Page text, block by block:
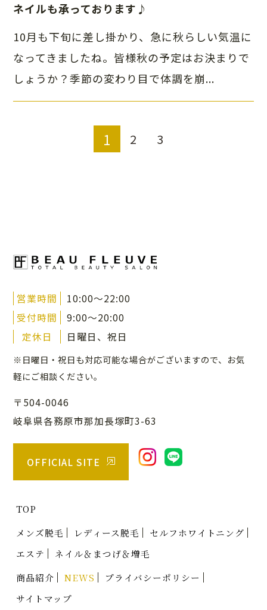
ネイルも承っております♪
10月も下旬に差し掛かり、急に秋らしい気温に
なってきましたね。皆様秋の予定はお決まりで
しょうか？季節の変わり目で体調を崩...
1 2 3
営業時間
10:00～22:00
受付時間
9:00～20:00
定休日
日曜日、祝日
※日曜日・祝日も対応可能な場合がございますので、 お気
軽にご相談ください。
〒504-0046
岐阜県各務原市那加長塚町3-63
OFFICIAL SITE
TOP
メンズ脱毛
レディース脱毛
セルフホワイトニング
エステ
ネイル＆まつげ＆増毛
商品紹介
NEWS
プライバシーポリシー
サイトマップ